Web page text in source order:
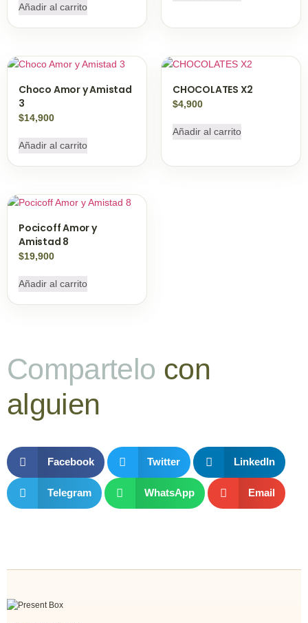
Añadir al carrito
Choco Amor y Amistad
3
$14,900
Añadir al carrito
CHOCOLATES X2
$4,900
Añadir al carrito
Pocicoff Amor y
Amistad 8
$19,900
Añadir al carrito
Compartelo con
alguien
Facebook Twitter LinkedIn
Telegram WhatsApp Email